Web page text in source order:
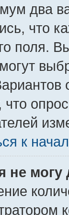
два
что
поля.
что
к
не могу